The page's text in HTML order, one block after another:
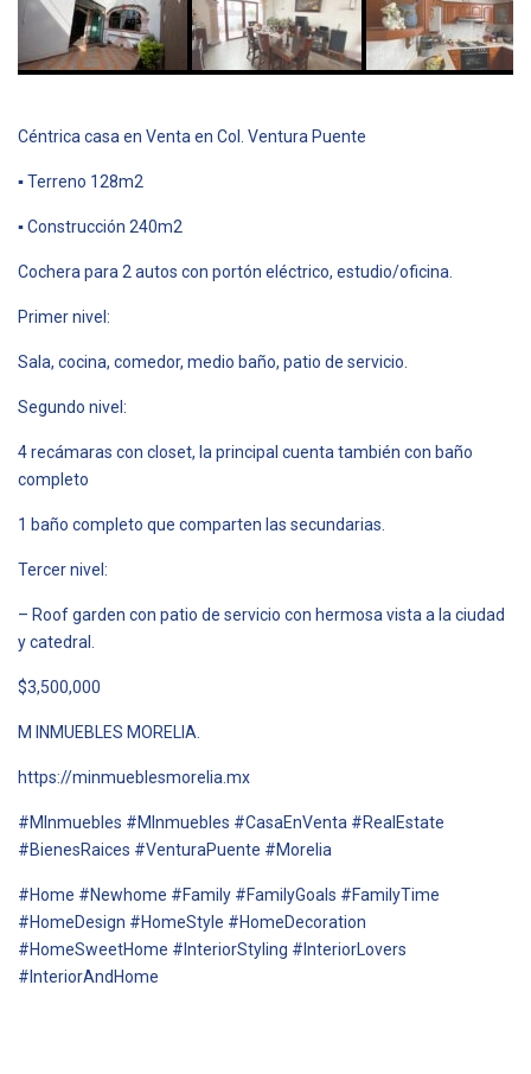
Céntrica casa en Venta en Col. Ventura Puente
▪︎ Terreno 128m2
▪︎ Construcción 240m2
Cochera para 2 autos con portón eléctrico, estudio/oficina.
Primer nivel:
Sala, cocina, comedor, medio baño, patio de servicio.
Segundo nivel:
4 recámaras con closet, la principal cuenta también con baño
completo
1 baño completo que comparten las secundarias.
Tercer nivel:
– Roof garden con patio de servicio con hermosa vista a la ciudad
y catedral.
$3,500,000
M INMUEBLES MORELIA.
https://minmueblesmorelia.mx
#MInmuebles #MInmuebles #CasaEnVenta #RealEstate
#BienesRaices #VenturaPuente #Morelia
#Home #Newhome #Family #FamilyGoals #FamilyTime
#HomeDesign #HomeStyle #HomeDecoration
#HomeSweetHome #InteriorStyling #InteriorLovers
#InteriorAndHome